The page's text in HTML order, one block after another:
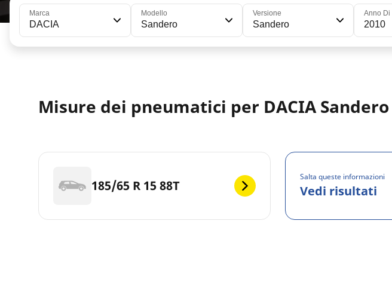
Marca
DACIA
Modello
Sandero
Versione
Sandero
Anno Di
2010
Misure dei pneumatici per DACIA Sandero
185/65 R 15 88T
Salta queste informazioni
Vedi risultati